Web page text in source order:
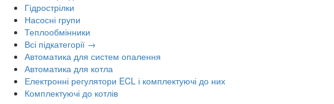
Гідрострілки
Насосні групи
Теплообмінники
Всі підкатегорії →
Автоматика для систем опалення
Автоматика для котла
Електронні регулятори ECL і комплектуючі до них
Комплектуючі до котлів